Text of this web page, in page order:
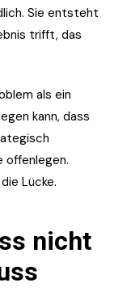
Sie entsteht
trifft, das
als ein
kann, dass
offenlegen.
Lücke.
nicht